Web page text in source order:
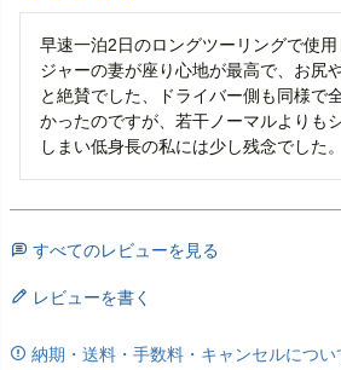
早速一泊2日のロングツーリングで使
ジャーの妻が座り心地が最高で、お尻
と絶賛でした、ドライバー側も同様で
かったのですが、若干ノーマルよりも
しまい低身長の私には少し残念でした。
すべてのレビューを見る
レビューを書く
納期・送料・手数料・キャンセルについ